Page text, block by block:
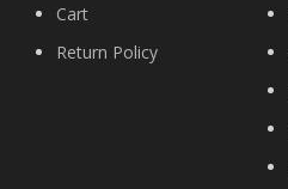
Cart
Return Policy